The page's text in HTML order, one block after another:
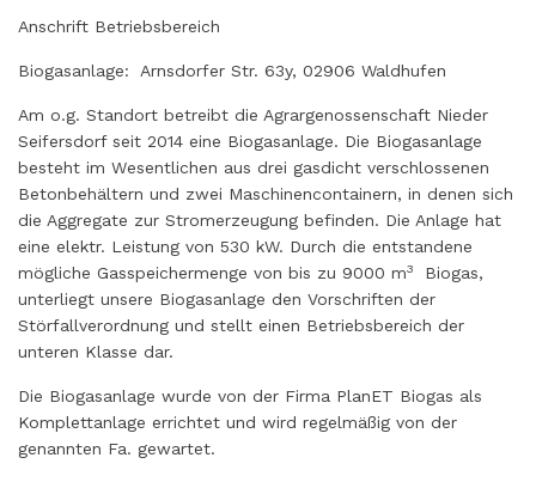
Anschrift Betriebsbereich
Biogasanlage: Arnsdorfer Str. 63y, 02906 Waldhufen
Am o.g. Standort betreibt die Agrargenossenschaft Nieder
Seifersdorf seit 2014 eine Biogasanlage. Die Biogasanlage
besteht im Wesentlichen aus drei gasdicht verschlossenen
Betonbehältern und zwei Maschinencontainern, in denen sich
die Aggregate zur Stromerzeugung befinden. Die Anlage hat
eine elektr. Leistung von 530 kW. Durch die entstandene
mögliche Gasspeichermenge von bis zu 9000 m3
Biogas,
unterliegt unsere Biogasanlage den Vorschriften der
Störfallverordnung und stellt einen Betriebsbereich der
unteren Klasse dar.
Die Biogasanlage wurde von der Firma PlanET Biogas als
Komplettanlage errichtet und wird regelmäßig von der
genannten Fa. gewartet.